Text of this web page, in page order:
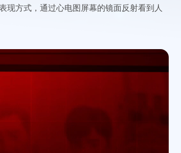
现方式，通过心电图屏幕的镜面反射看到人